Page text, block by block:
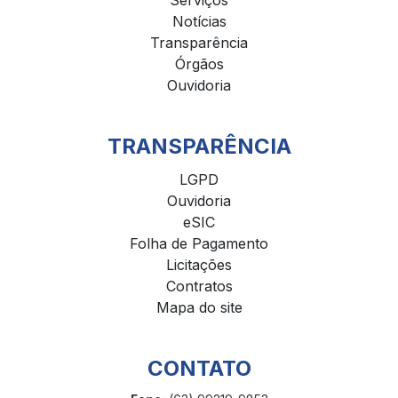
Notícias
Transparência
Órgãos
Ouvidoria
TRANSPARÊNCIA
LGPD
Ouvidoria
eSIC
Folha de Pagamento
Licitações
Contratos
Mapa do site
CONTATO